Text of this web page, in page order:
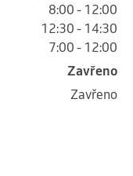
8:00 - 12:00
12:30 - 14:30
7:00 - 12:00
Zavřeno
Zavřeno